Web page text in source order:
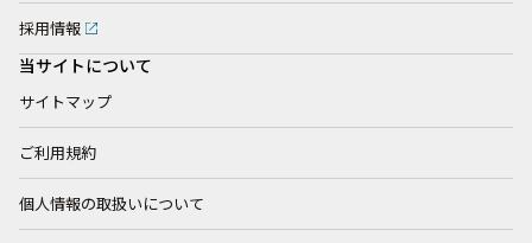
採用情報
当サイトについて
サイトマップ
ご利用規約
個人情報の取扱いについて